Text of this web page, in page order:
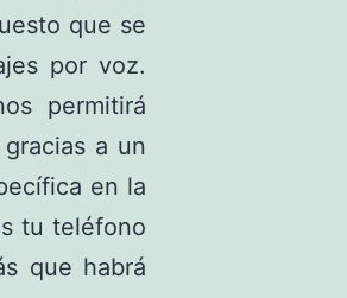
que se
por voz.
permitirá
a un
en la
tu teléfono
que habrá